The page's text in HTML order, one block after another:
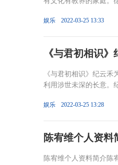
娱乐 2022-03-25 13:33
《与君初相识
《与君初相识》纪云
利用涉世未深的长意。
娱乐 2022-03-25 13:28
陈宥维个人资料
陈宥维个人资料简介陈